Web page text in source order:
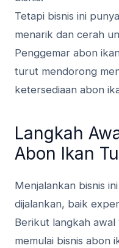
Tetapi bisnis ini
menarik dan cerah
Penggemar abon
turut mendorong
ketersediaan abon
Langkah
Abon Ikan
Menjalankan bisnis
dijalankan, baik
Berikut langkah
memulai bisnis abon